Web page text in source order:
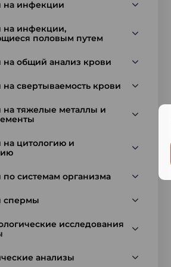
на инфекции
на инфекции,
половым путем
общий анализ крови
свертываемость крови
тяжелые металлы и
цитологию и
системам организма
спермы
исследования
анализы